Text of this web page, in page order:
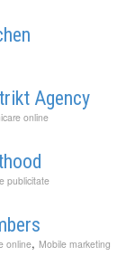
Agency
online
publicitate
online, Mobile marketing